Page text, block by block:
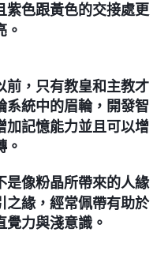
紫色跟黃色的交接處更
。
前，只有教皇和主教才
系統中的眉輪，開發智
加記憶能力並且可以增
。
是像粉晶所帶來的人緣
之緣，經常佩帶有助於
覺力與淺意識。